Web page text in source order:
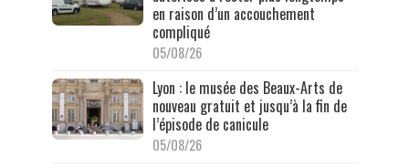
en raison d’un accouchement
compliqué
05/08/26
Lyon : le musée des Beaux-Arts de
nouveau gratuit et jusqu’à la fin de
l’épisode de canicule
05/08/26